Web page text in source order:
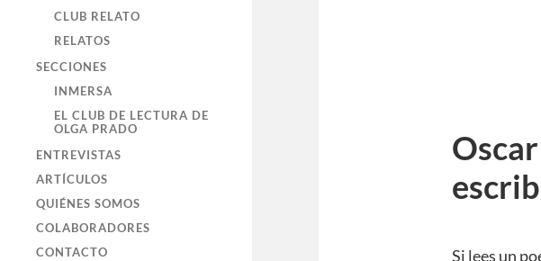
CLUB RELATO
RELATOS
SECCIONES
INMERSA
EL CLUB DE LECTURA DE
OLGA PRADO
ENTREVISTAS
ARTÍCULOS
QUIÉNES SOMOS
COLABORADORES
CONTACTO
Si lees un